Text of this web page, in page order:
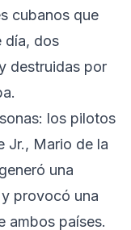
cubanos que
día, dos
destruidas por
los pilotos
Jr., Mario de la
una
provocó una
ambos países.